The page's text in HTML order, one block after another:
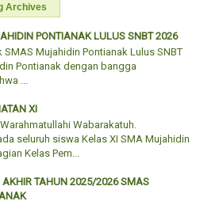
Archives
PONTIANAK LULUS SNBT 2026
Mujahidin Pontianak Lulus SNBT
Pontianak dengan bangga
...
XI
Wabarakatuh.
seluruh siswa Kelas XI SMA Mujahidin
Kelas Pem...
TAHUN 2025/2026 SMAS